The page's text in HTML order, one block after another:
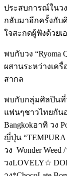
ประสบการณ์ในว
กลับมาอีกครั้งกับศิ
ใจสะกดผู้ฟังด้วยเ
พบกับวง “Ryoma
ผสานระหว่างเค
สากล
พบกับกลุ่มศิลปินที่
แฟนๆชาวไทยกันอ
Bangkokอาทิ วง
ญี่ปุ่น “TEMPURA
วง Wonder Weed
วงLOVELY☆